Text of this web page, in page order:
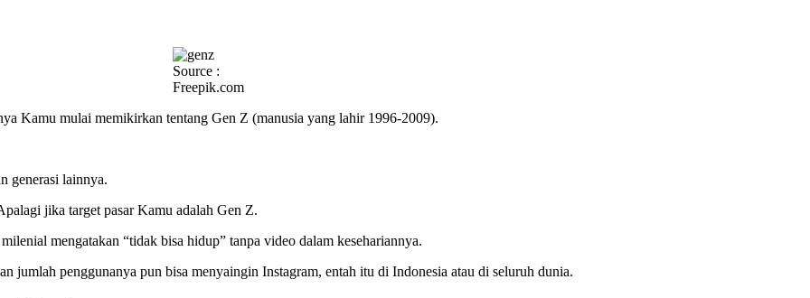
Source :
Freepik.com
Kamu mulai memikirkan tentang Gen Z (manusia yang lahir 1996-2009).
generasi lainnya.
jika target pasar Kamu adalah Gen Z.
mengatakan “tidak bisa hidup” tanpa video dalam kesehariannya.
jumlah penggunanya pun bisa menyaingin Instagram, entah itu di Indonesia atau di seluruh dunia.